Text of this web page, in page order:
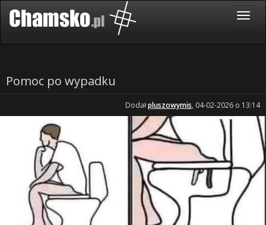
Pomoc po wypadku
Dodałpluszowymis, 04-02-2026 o 13:14